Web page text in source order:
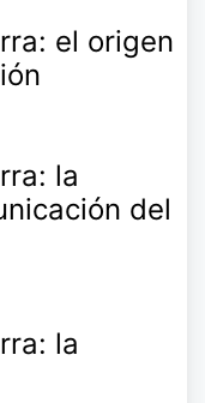
el origen
la
del
la